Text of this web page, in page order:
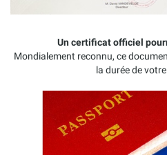
Un certificat officiel
Mondialement reconnu, ce
la durée de